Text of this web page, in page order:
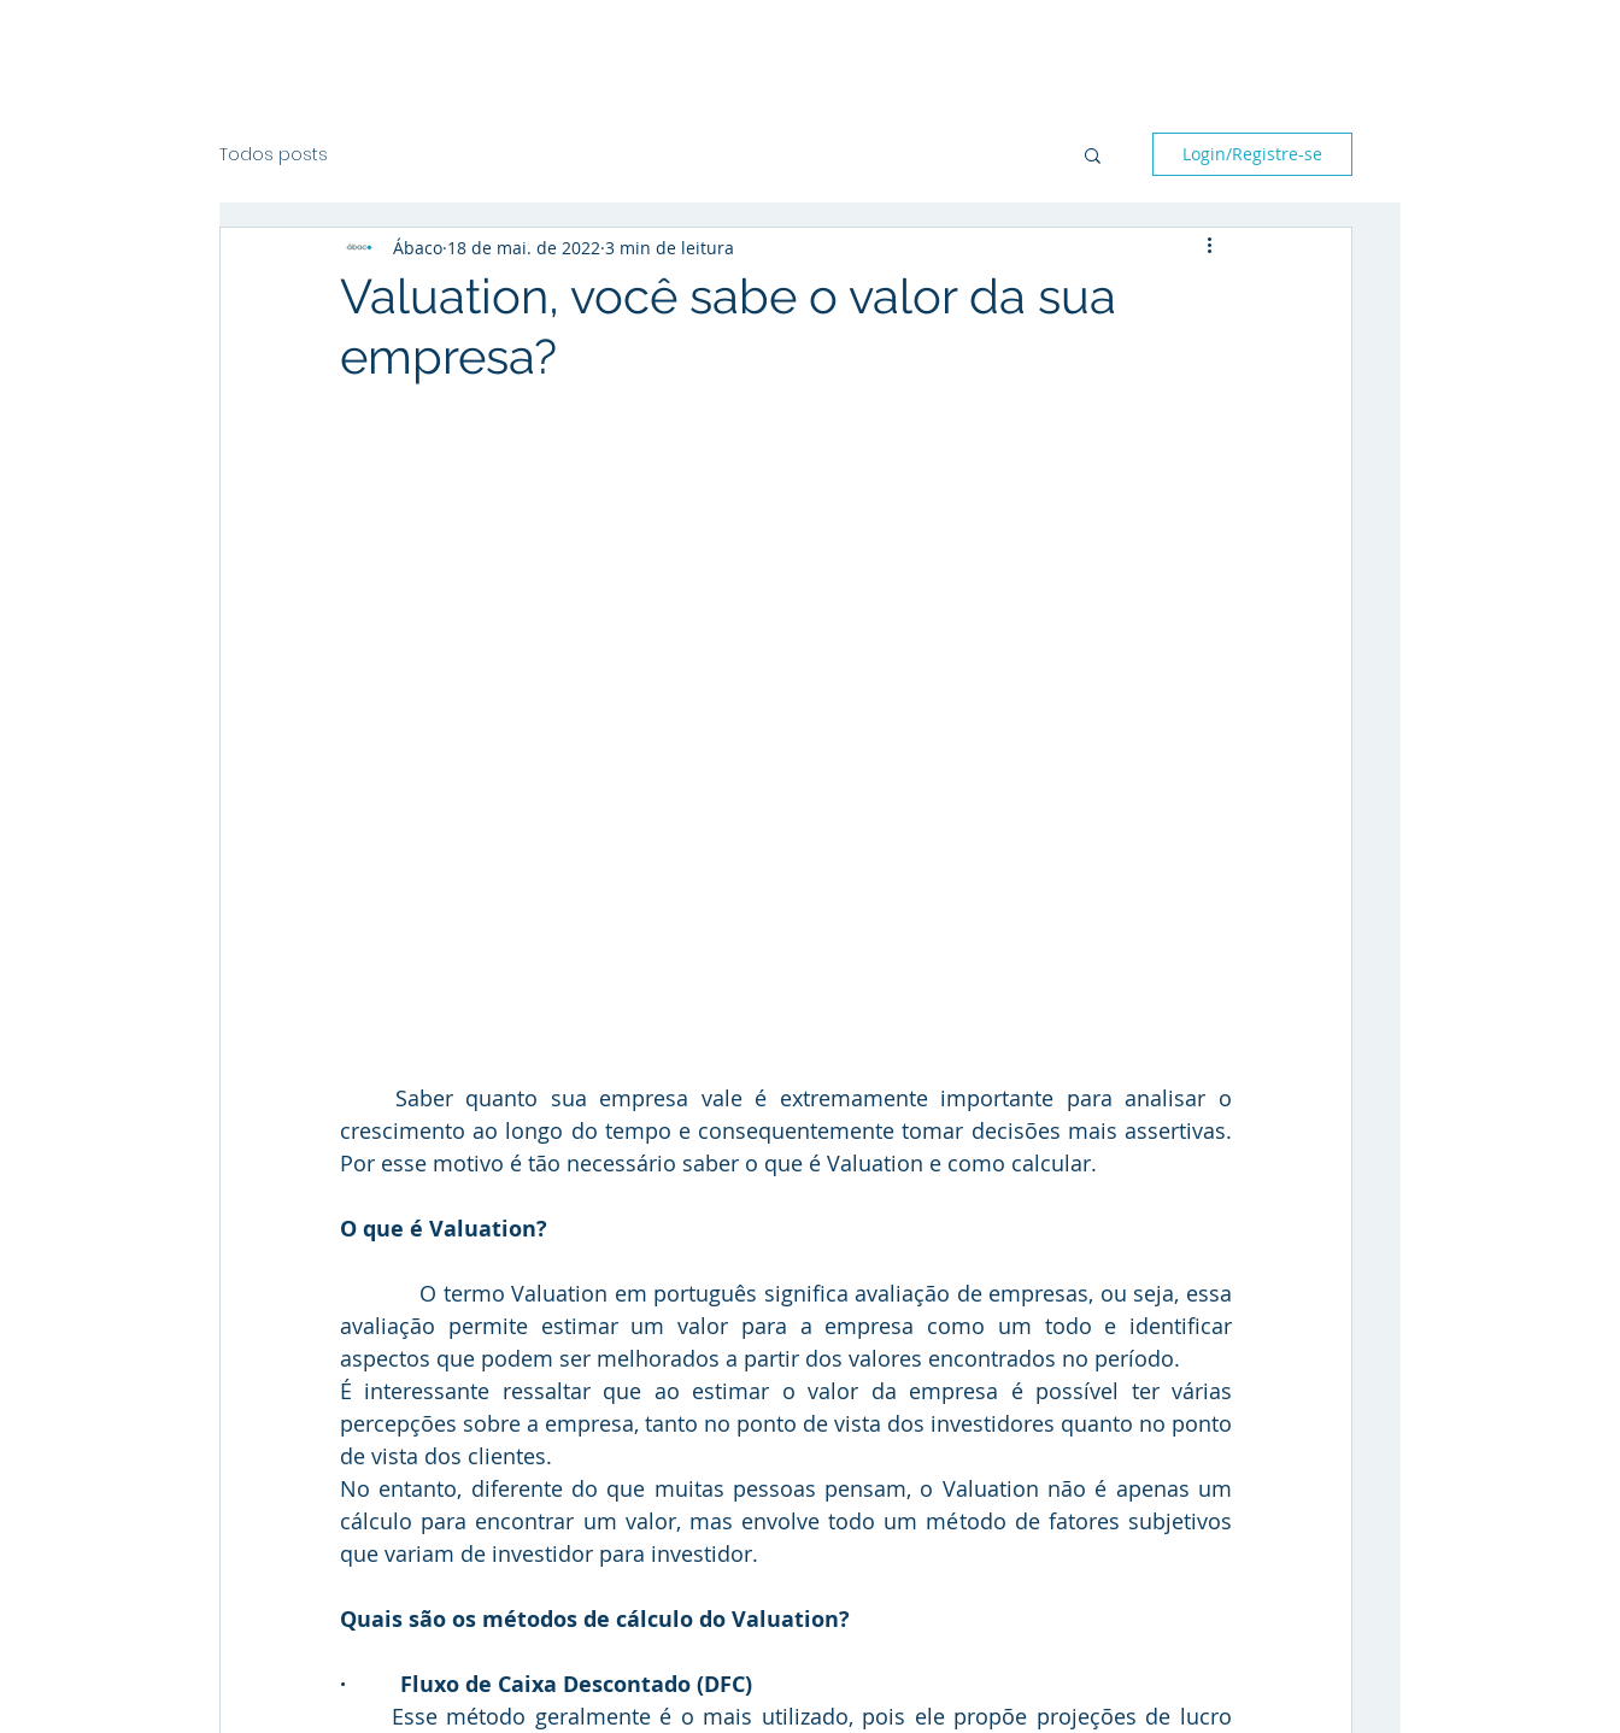
Todos posts Login/Registre-se
Valuation, você sabe o valor da sua
empresa?
Ábaco 18 de mai. de 2022 3 min de leitura
crescimento ao longo do tempo e consequentemente tomar decisões mais assertivas.
Por esse motivo é tão necessário saber o que é Valuation e como calcular.
O que é Valuation?
avaliação permite estimar um valor para a empresa como um todo e identificar
aspectos que podem ser melhorados a partir dos valores encontrados no período.
É interessante ressaltar que ao estimar o valor da empresa é possível ter várias
percepções sobre a empresa, tanto no ponto de vista dos investidores quanto no ponto
de vista dos clientes.
No entanto, diferente do que muitas pessoas pensam, o Valuation não é apenas um
cálculo para encontrar um valor, mas envolve todo um método de fatores subjetivos
que variam de investidor para investidor.
Quais são os métodos de cálculo do Valuation?
·         Fluxo de Caixa Descontado (DFC)